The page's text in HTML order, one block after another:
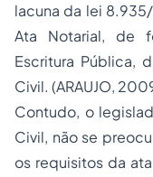
lacuna da lei
Ata Notarial, de
Escritura Pública,
Civil. (ARAUJO,
Contudo, o
Civil, não se
os requisitos da